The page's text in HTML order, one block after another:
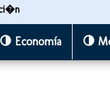
Economía